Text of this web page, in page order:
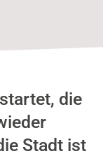
die
Stadt ist